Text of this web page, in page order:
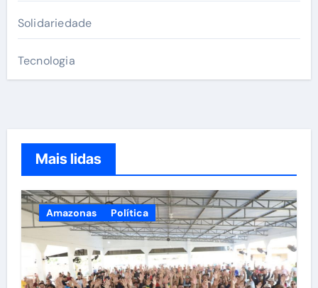
Solidariedade
Tecnologia
Mais lidas
Amazonas Política